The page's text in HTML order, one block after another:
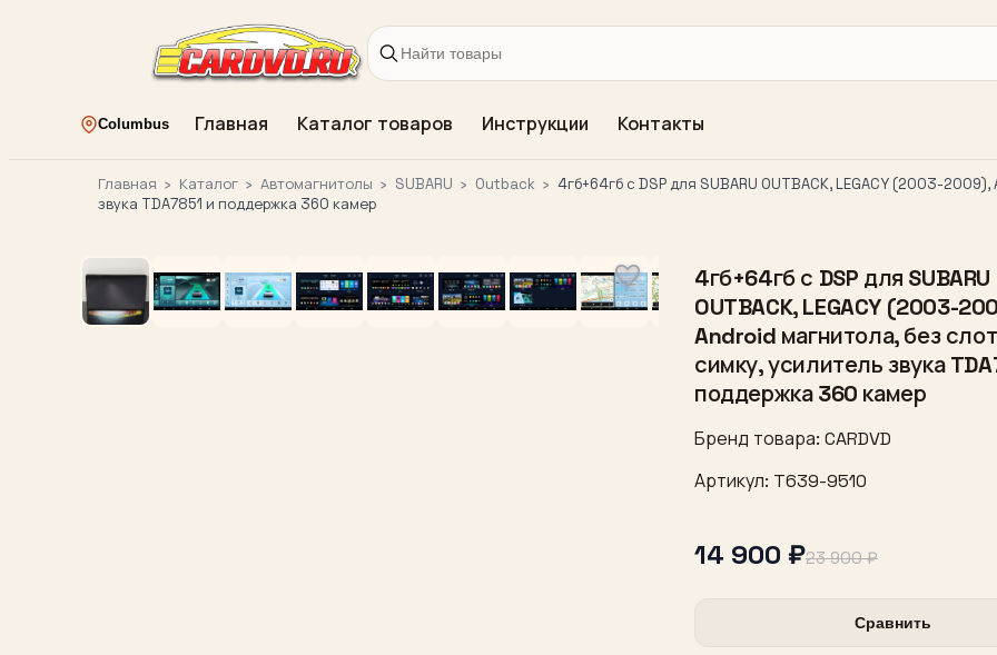
Columbus Главная Каталог товаров Инструкции Контакты
Главная › Каталог › Автомагнитолы › SUBARU › Outback › 4гб+64гб с DSP для SUBARU OUTBACK, LEGACY (2003-
звука TDA7851 и поддержка 360 камер
4гб+64гб с DSP для SUBARU
OUTBACK, LEGACY (2003-
Android магнитола, без
симку, усилитель звука
поддержка 360 камер
Бренд товара: CARDVD
Артикул: T639-9510
14 900 ₽23 900 ₽
Сравнить